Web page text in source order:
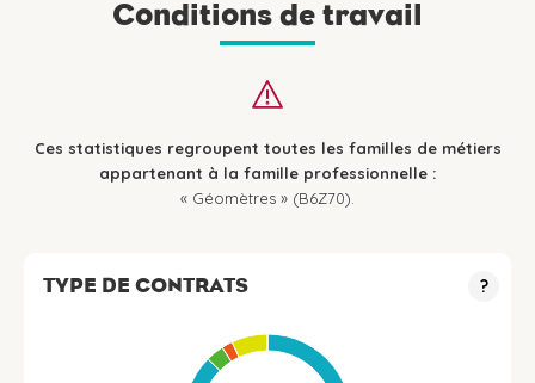
Conditions de travail
Ces statistiques regroupent toutes les familles de métiers
appartenant à la famille professionnelle :
« Géomètres » (B6Z70).
TYPE DE CONTRATS ?